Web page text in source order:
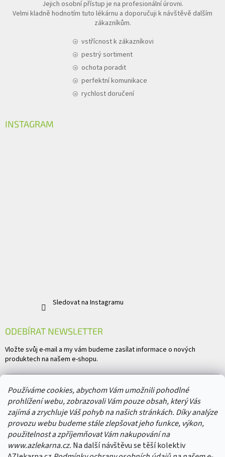
Používáme cookies, abychom Vám umožnili pohodlné
prohlížení webu, zobrazovali Vám pouze obsah, který Vás
zajímá a zrychluje Váš pohyb na našich stránkách. Díky analýze
provozu webu budeme stále zlepšovat jeho funkce, výkon,
použitelnost a zpříjemňovat Vám nakupování na
www.azlekarna.cz. Na další návštěvu se těší kolektiv
Jejich osobní přístup je na profesionální úrovni.
Velmi kladně hodnotím tuto lékárnu a doporučuji k návštěvě dalším
zákazníkům.
vstřícnost k zákazníkovi
pestrý sortiment
ochota poradit
perfektní komunikace
rychlost doručení
INSTAGRAM
Sledovat na Instagramu
ODEBÍRAT NEWSLETTER
Vložte svůj e-mail a my vám budeme zasílat informace o nových
produktech na našem e-shopu.
Vložením e-mailu souhlasíte spodmínkami ochrany osobních údajů
PŘIHLÁSIT SE